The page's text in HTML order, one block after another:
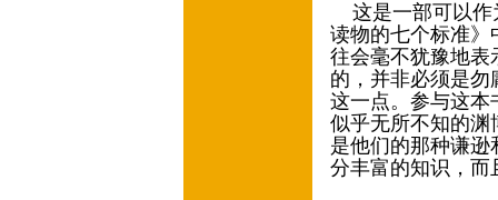
这是一部可以作
读物的七个标准》
往会毫不犹豫地表
的，并非必须是勿
这一点。参与这本
似乎无所不知的渊
是他们的那种谦
分丰富的知识，